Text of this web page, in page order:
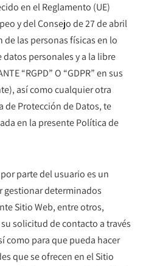
en el Reglamento (UE)
y del Consejo de 27 de abril
de las personas físicas en lo
personales y a la libre
“RGPD” O “GDPR” en sus
así como cualquier otra
de Protección de Datos, te
en la presente Política de
parte del usuario es un
gestionar determinados
Sitio Web, entre otros,
solicitud de contacto a través
como para que pueda hacer
que se ofrecen en el Sitio